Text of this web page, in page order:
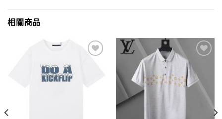
相關商品
wishlist